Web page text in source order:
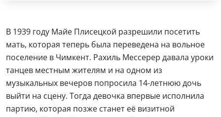
В 1939 году Майе Плисецкой разрешили посетить
мать, которая теперь была переведена на вольное
поселение в Чимкент. Рахиль Мессерер давала уроки
танцев местным жителям и на одном из
музыкальных вечеров попросила 14-летнюю дочь
выйти на сцену. Тогда девочка впервые исполнила
партию, которая позже станет её визитной